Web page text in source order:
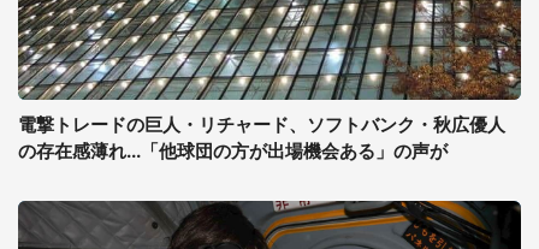
電撃トレードの巨人・リチャード、ソフトバンク・秋広優人
の存在感薄れ...「他球団の方が出場機会ある」の声が